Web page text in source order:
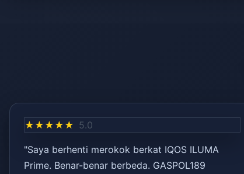
★★★★★ 5.0
"Saya berhenti merokok berkat IQOS ILUMA
Prime. Benar-benar berbeda. GASPOL189